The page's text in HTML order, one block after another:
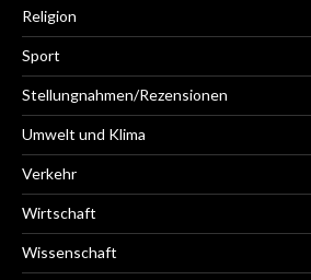
Religion
Sport
Stellungnahmen/Rezensionen
Umwelt und Klima
Verkehr
Wirtschaft
Wissenschaft